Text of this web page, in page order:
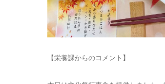
【栄養課からのコメント】